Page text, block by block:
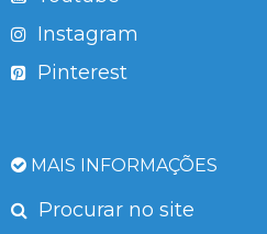
Instagram
Pinterest
MAIS INFORMAÇÕES
Procurar no site